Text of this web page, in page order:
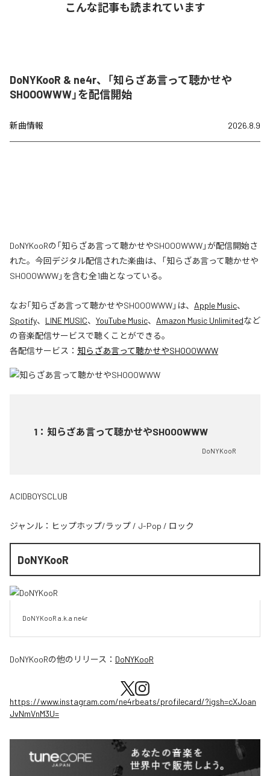
こんな記事も読まれています
DoNYKooR & ne4r、「知らざあ言って聴かせや
SHOOOWWW」を配信開始
新曲情報 2026.8.9
DoNYKooRの「知らざあ言って聴かせやSHOOOWWW」が配信開始さ
れた。今回デジタル配信された楽曲は、「知らざあ言って聴かせや
SHOOOWWW」を含む全1曲となっている。
なお「知らざあ言って聴かせやSHOOOWWW」は、 Apple Music、
Spotify、 LINE MUSIC、 YouTube Music、 Amazon Music Unlimitedなど
の音楽配信サービスで聴くことができる。
各配信サービス： 知らざあ言って聴かせやSHOOOWWW
1 ： 知らざあ言って聴かせやSHOOOWWW
DoNYKooR
ACIDBOYSCLUB
ジャンル： ヒップホップ/ラップ / J-Pop / ロック
DoNYKooR
DoNYKooR a.k.a ne4r
DoNYKooRの他のリリース： DoNYKooR
https://www.instagram.com/ne4rbeats/profilecard/?igsh=cXJoan
JvNmVnM3U=